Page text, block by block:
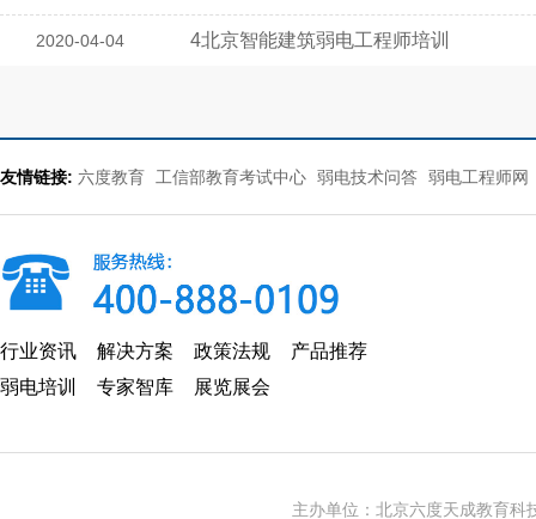
2020-04-04 4北京智能建筑弱电工程师培训
友情链接: 六度教育 工信部教育考试中心 弱电技术问答 弱电工程师网
行业资讯 解决方案 政策法规
产品推荐
弱电培训
专家智库 展览展会
主办单位：北京六度天成教育